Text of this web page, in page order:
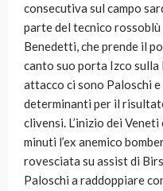
consecutiva sul campo
parte del tecnico
Benedetti, che prende il
canto suo porta Izco sulla
attacco ci sono Paloschi
determinanti per il
clivensi. L’inizio dei
minuti l’ex anemico
rovesciata su assist di
Paloschi a raddoppiare